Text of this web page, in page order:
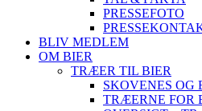
PRESSEFOTO
BLIV MEDLEM
OM BIER
TRÆER TIL BIER
SKOVENES OG
TRÆERNE FOR